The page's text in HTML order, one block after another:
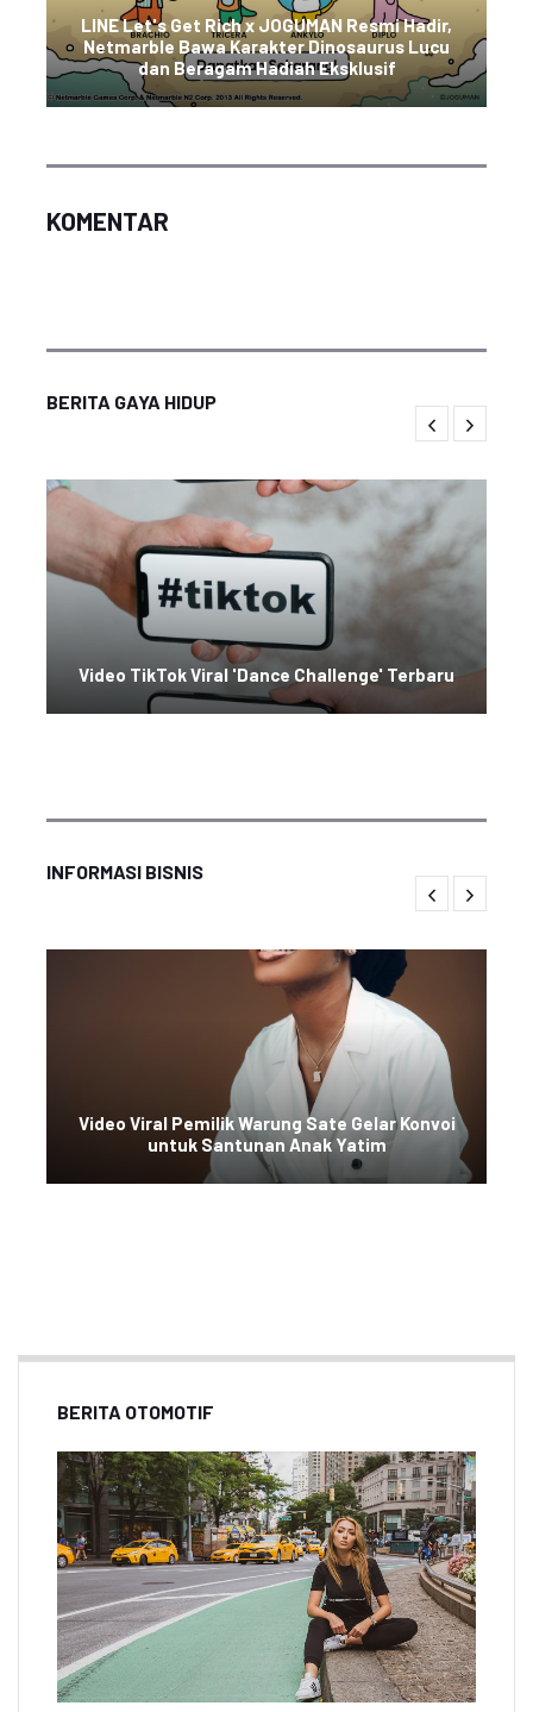
LINE Let's Get Rich x JOGUMAN Resmi Hadir,
Netmarble Bawa Karakter Dinosaurus Lucu
dan Beragam Hadiah Eksklusif
KOMENTAR
BERITA GAYA HIDUP
Video TikTok Viral 'Dance Challenge' Terbaru
INFORMASI BISNIS
Video Viral Pemilik Warung Sate Gelar Konvoi
untuk Santunan Anak Yatim
BERITA OTOMOTIF